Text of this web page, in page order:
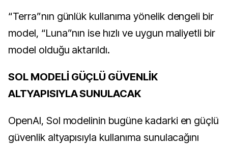
“Terra”nın günlük kullanıma yönelik dengeli bir
model, “Luna”nın ise hızlı ve uygun maliyetli bir
model olduğu aktarıldı.
SOL MODELİ GÜÇLÜ GÜVENLİK
ALTYAPISIYLA SUNULACAK
OpenAI, Sol modelinin bugüne kadarki en güçlü
güvenlik altyapısıyla kullanıma sunulacağını